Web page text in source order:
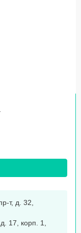
т, д. 32,
17, корп. 1,